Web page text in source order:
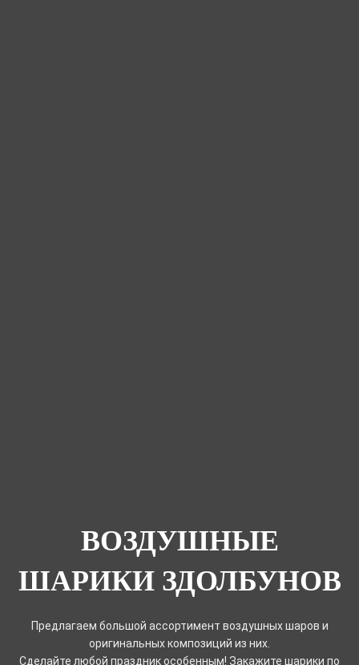
ВОЗДУШНЫЕ
ШАРИКИ ЗДОЛБУНОВ
Предлагаем большой ассортимент воздушных шаров и
оригинальных композиций из них.
Сделайте любой праздник особенным! Закажите шарики по